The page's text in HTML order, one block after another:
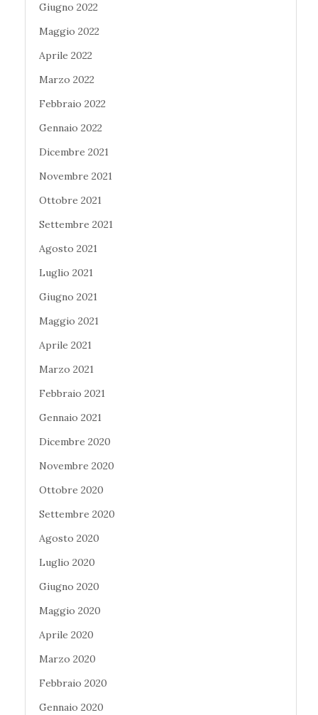
Giugno 2022
Maggio 2022
Aprile 2022
Marzo 2022
Febbraio 2022
Gennaio 2022
Dicembre 2021
Novembre 2021
Ottobre 2021
Settembre 2021
Agosto 2021
Luglio 2021
Giugno 2021
Maggio 2021
Aprile 2021
Marzo 2021
Febbraio 2021
Gennaio 2021
Dicembre 2020
Novembre 2020
Ottobre 2020
Settembre 2020
Agosto 2020
Luglio 2020
Giugno 2020
Maggio 2020
Aprile 2020
Marzo 2020
Febbraio 2020
Gennaio 2020